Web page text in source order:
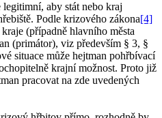
aby stát nebo kraj
Podle krizového zákona[4]
(případně hlavního města
(primátor), viz především § 3, §
situace může hejtman pohřbívací
krajní možnost. Proto již
pracovat na zde uvedených